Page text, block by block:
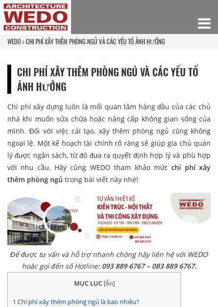
WEDO CHI PHÍ XÂY THÊM PHÒNG NGỦ VÀ CÁC YẾU TỐ ẢNH HƯỞNG
CHI PHÍ XÂY THÊM PHÒNG NGỦ VÀ CÁC YẾU TỐ
ẢNH HƯỞNG
Chi phí xây dựng luôn là mối quan tâm hàng đầu của các chủ
nhà khi muốn sửa chữa hoặc nâng cấp không gian sống của
mình. Đối với việc cải tạo, xây thêm phòng ngủ cũng không
ngoại lệ. Một kế hoạch tài chính rõ ràng sẽ giúp gia chủ quản
lý được ngân sách, từ đó đưa ra quyết định hợp lý và phù hợp
với nhu cầu. Hãy cùng WEDO tham khảo mứcchi phí xây
thêm phòng ngủ trong bài viết này nhé!
Để được tư vấn và hỗ trợ nhanh chóng hãy liên hệ với WEDO
hoặc gọi đến số Hotline: 093 889 6767 – 083 889 6767.
MỤC LỤC [Ẩn]
1 Chi phí xây thêm phòng ngủ là bao nhiêu?